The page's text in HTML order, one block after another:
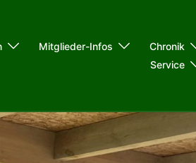
Mitglieder-Infos
Chronik
Service